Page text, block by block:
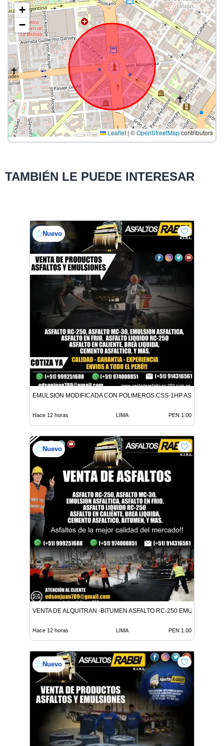
+
−
Leaflet | ©OpenStreetMapcontributors
TAMBIÉN LE PUEDE INTERESAR
Nuevo
EMULSION MODIFICADA CON POLIMEROS CSS-1HP ASFALTO MC-
Hace 12 horas LIMA PEN 1.00
Nuevo
VENTA DE ALQUITRAN -BITUMEN ASFALTO RC-250 EMULSION
Hace 12 horas LIMA PEN 1.00
Nuevo